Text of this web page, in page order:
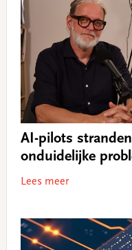
AI-pilots
onduidelijke
Lees meer